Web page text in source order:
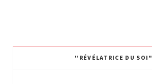
"RÉVÉLATRICE DU SOI"